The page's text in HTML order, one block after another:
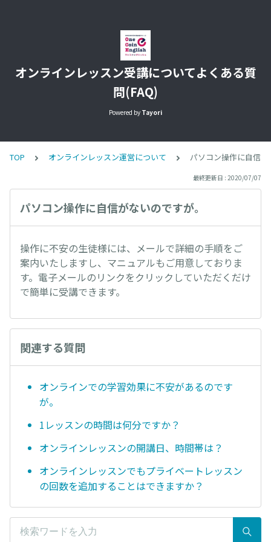
オンラインレッスン受講についてよくある質
問(FAQ)
Powered by Tayori
TOP オンラインレッスン運営について パソコン操作に自信
最終更新日 : 2020/07/07
パソコン操作に自信がないのですが。
操作に不安の生徒様には、メールで詳細の手順をご
案内いたしますし、マニュアルもご用意しておりま
す。電子メールのリンクをクリックしていただくだけ
で簡単に受講できます。
関連する質問
オンラインでの学習効果に不安があるのです
が。
1レッスンの時間は何分ですか？
オンラインレッスンの開講日、時間帯は？
オンラインレッスンでもプライベートレッスン
の回数を追加することはできますか？